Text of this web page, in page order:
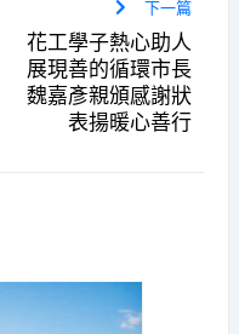
下一篇
花工學子熱心助人
展現善的循環市長
魏嘉彥親頒感謝狀
表揚暖心善行